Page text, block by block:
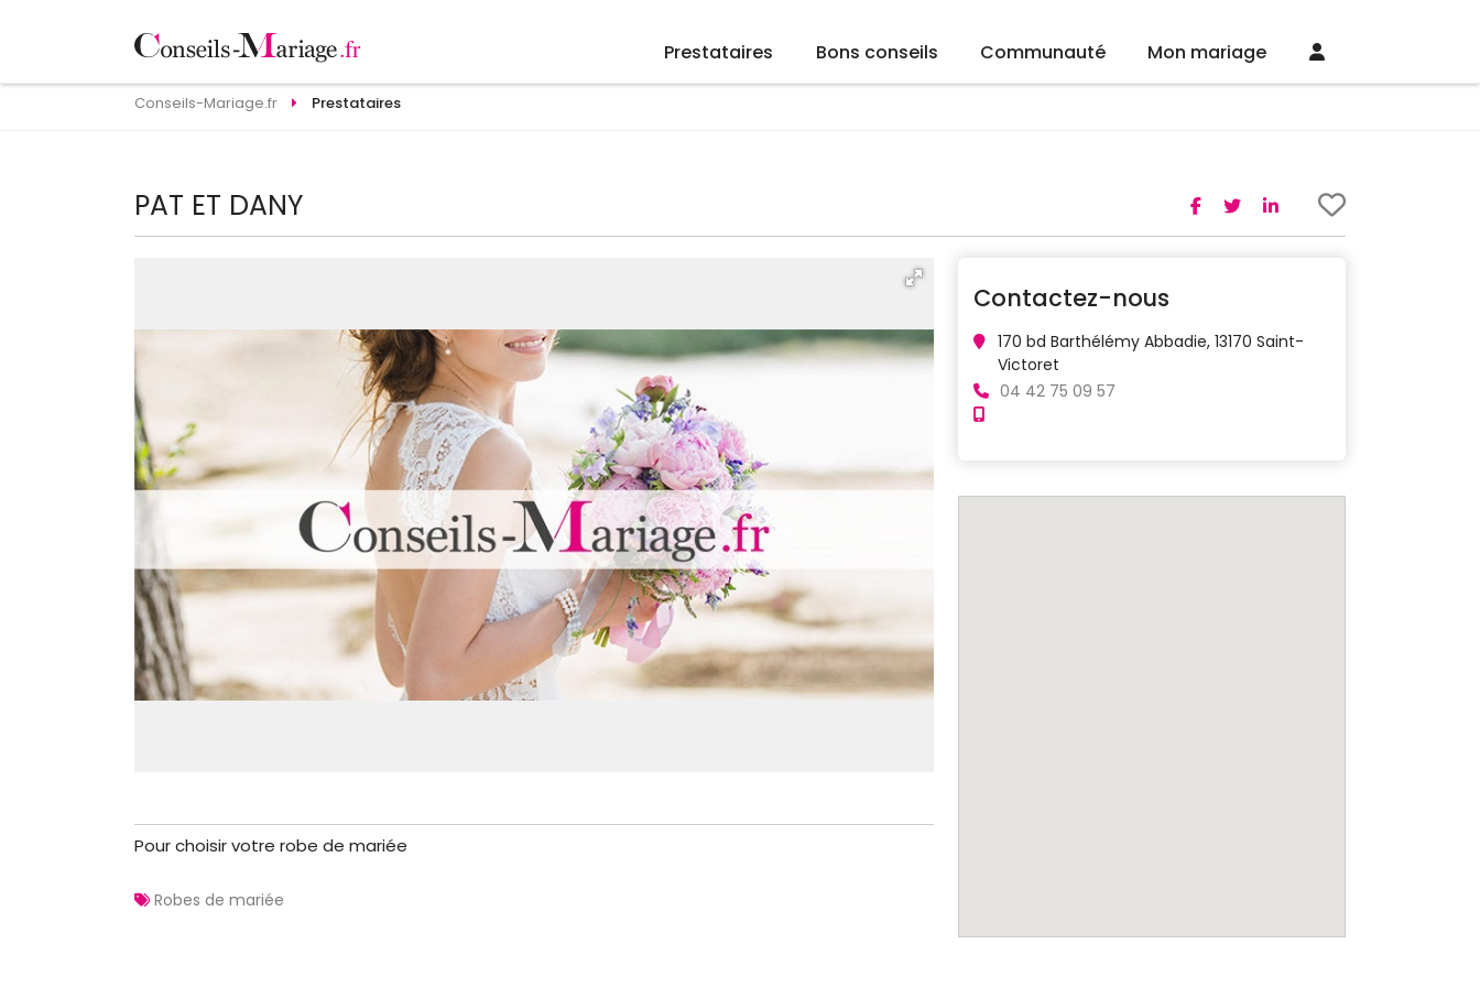
Prestataires Bons conseils Communauté Mon mariage
Conseils-Mariage.fr Prestataires
PAT ET DANY
Pour choisir votre robe de mariée
Robes de mariée
Contactez-nous
170 bd Barthélémy Abbadie, 13170 Saint-
Victoret
04 42 75 09 57